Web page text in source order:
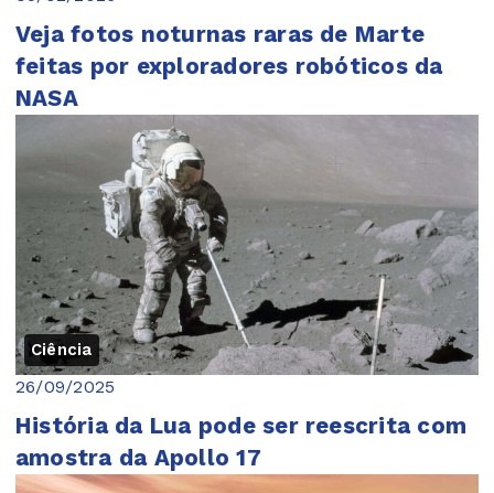
Veja fotos noturnas raras de Marte
feitas por exploradores robóticos da
NASA
Ciência
26/09/2025
História da Lua pode ser reescrita com
amostra da Apollo 17